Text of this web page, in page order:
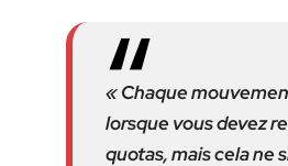
« Chaque
lorsque vous devez
quotas, mais cela ne